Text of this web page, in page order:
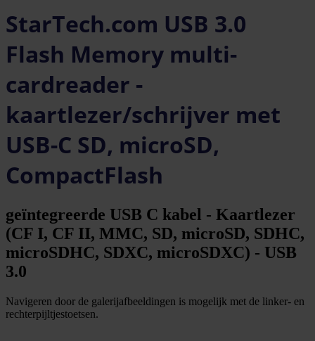
StarTech.com USB 3.0
Flash Memory multi-
cardreader -
kaartlezer/schrijver met
USB-C SD, microSD,
CompactFlash
geïntegreerde USB C kabel - Kaartlezer
(CF I, CF II, MMC, SD, microSD, SDHC,
microSDHC, SDXC, microSDXC) - USB
3.0
Navigeren door de galerijafbeeldingen is mogelijk met de linker- en
rechterpijltjestoetsen.